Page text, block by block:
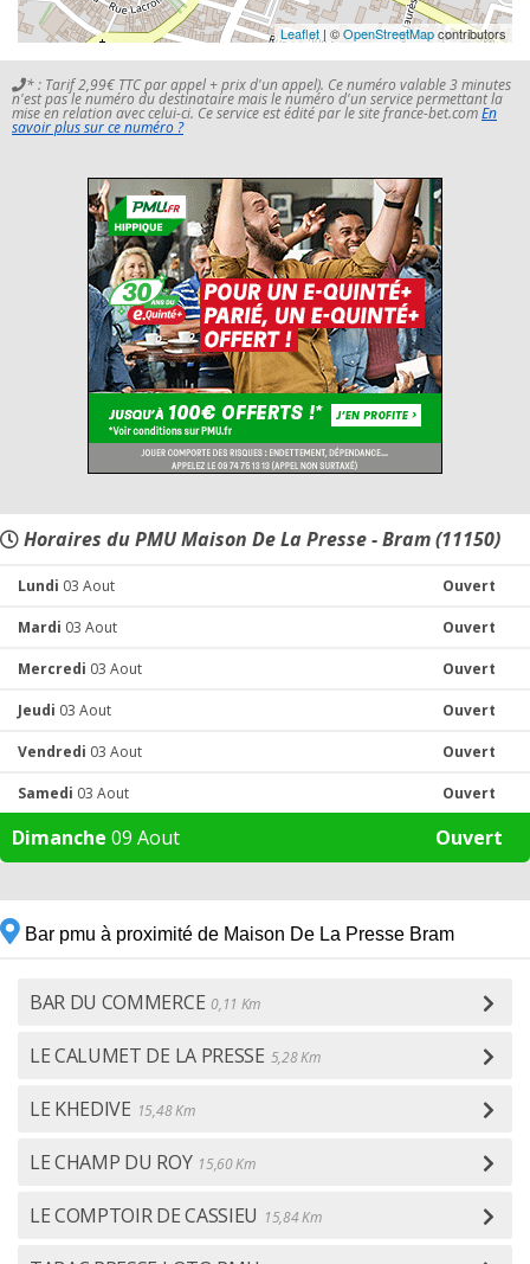
Leaflet | ©OpenStreetMapcontributors
* : Tarif 2,99€ TTC par appel + prix d'un appel). Ce numéro valable 3 minutes
n'est pas le numéro du destinataire mais le numéro d'un service permettant la
mise en relation avec celui-ci. Ce service est édité par le site france-bet.comEn
savoir plus sur ce numéro ?
Horaires du PMU Maison De La Presse - Bram (11150)
Lundi 03 Aout Ouvert
Mardi 03 Aout Ouvert
Mercredi 03 Aout Ouvert
Jeudi 03 Aout Ouvert
Vendredi 03 Aout Ouvert
Samedi 03 Aout Ouvert
Dimanche 09 Aout Ouvert
Bar pmu à proximité de Maison De La Presse Bram
BAR DU COMMERCE 0,11 Km
LE CALUMET DE LA PRESSE 5,28 Km
LE KHEDIVE 15,48 Km
LE CHAMP DU ROY 15,60 Km
LE COMPTOIR DE CASSIEU 15,84 Km